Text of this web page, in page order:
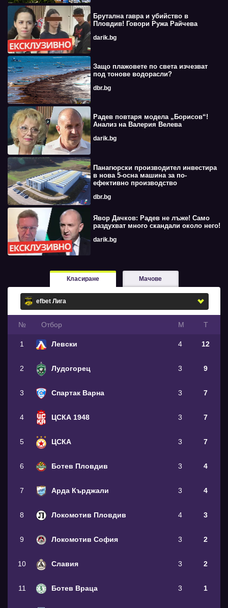
Брутална гавра и убийство в
Пловдив! Говори Ружа Райчева
darik.bg
Защо плажовете по света изчезват
под тонове водорасли?
dbr.bg
Радев повтаря модела „Борисов“!
Анализ на Валерия Велева
darik.bg
Панагюрски производител инвестира
в нова 5-осна машина за по-
ефективно производство
dbr.bg
Явор Дачков: Радев не лъже! Само
раздухват много скандали около него!
darik.bg
Класиране Мачове
№ Oтбор М Т
1 Левски 4 12
2 Лудогорец 3 9
3 Спартак Варна 3 7
4 ЦСКА 1948 3 7
5 ЦСКА 3 7
6 Ботев Пловдив 3 4
7 Арда Кърджали 3 4
8 Локомотив Пловдив 4 3
9 Локомотив София 3 2
10 Славия 3 2
11 Ботев Враца 3 1